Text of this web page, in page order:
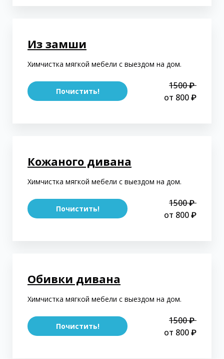
Из замши
Химчистка мягкой мебели с выездом на дом.
Почистить!
1500 ₽
от 800 ₽
Кожаного дивана
Химчистка мягкой мебели с выездом на дом.
Почистить!
1500 ₽
от 800 ₽
Обивки дивана
Химчистка мягкой мебели с выездом на дом.
Почистить!
1500 ₽
от 800 ₽